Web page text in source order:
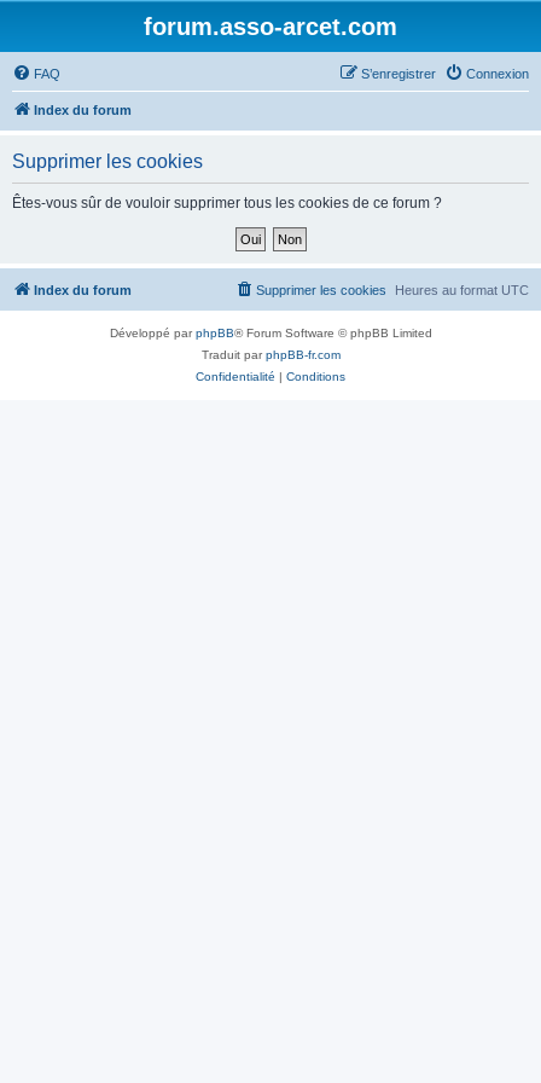
forum.asso-arcet.com
FAQ Connexion
S’enregistrer
Index du forum
Supprimer les cookies
Êtes-vous sûr de vouloir supprimer tous les cookies de ce forum ?
Index du forum Heures au format UTC
Supprimer les cookies
Développé parphpBB® Forum Software © phpBB Limited
Traduit parphpBB-fr.com
Confidentialité | Conditions